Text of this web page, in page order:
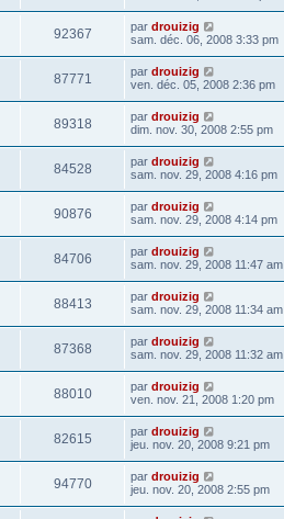
92367 par drouizig
sam. déc. 06, 2008 3:33 pm
87771 par drouizig
ven. déc. 05, 2008 2:36 pm
89318 par drouizig
dim. nov. 30, 2008 2:55 pm
84528 par drouizig
sam. nov. 29, 2008 4:16 pm
90876 par drouizig
sam. nov. 29, 2008 4:14 pm
84706 par drouizig
sam. nov. 29, 2008 11:47 am
88413 par drouizig
sam. nov. 29, 2008 11:34 am
87368 par drouizig
sam. nov. 29, 2008 11:32 am
88010 par drouizig
ven. nov. 21, 2008 1:20 pm
82615 par drouizig
jeu. nov. 20, 2008 9:21 pm
94770 par drouizig
jeu. nov. 20, 2008 2:55 pm